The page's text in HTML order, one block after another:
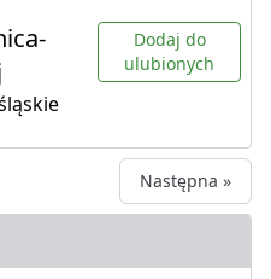
Dodaj do
ulubionych
Następna »